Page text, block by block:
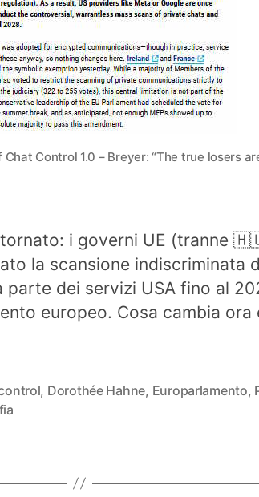
Control 1.0 – Breyer: “The true losers
tornato: i governi UE (tranne
la scansione indiscriminata
parte dei servizi USA fino al
europeo. Cosa cambia ora
, Dorothée Hahne, Europarlamento,